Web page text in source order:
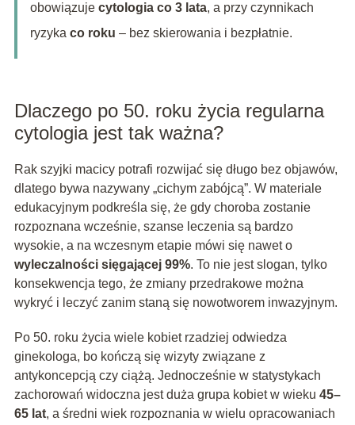
obowiązuje cytologia co 3 lata, a przy czynnikach
ryzyka co roku – bez skierowania i bezpłatnie.
Dlaczego po 50. roku życia regularna
cytologia jest tak ważna?
Rak szyjki macicy potrafi rozwijać się długo bez objawów,
dlatego bywa nazywany „cichym zabójcą”. W materiale
edukacyjnym podkreśla się, że gdy choroba zostanie
rozpoznana wcześnie, szanse leczenia są bardzo
wysokie, a na wczesnym etapie mówi się nawet o
wyleczalności sięgającej 99%. To nie jest slogan, tylko
konsekwencja tego, że zmiany przedrakowe można
wykryć i leczyć zanim staną się nowotworem inwazyjnym.
Po 50. roku życia wiele kobiet rzadziej odwiedza
ginekologa, bo kończą się wizyty związane z
antykoncepcją czy ciążą. Jednocześnie w statystykach
zachorowań widoczna jest duża grupa kobiet w wieku 45–
65 lat, a średni wiek rozpoznania w wielu opracowaniach